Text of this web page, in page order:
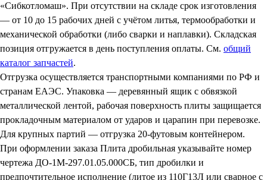
«Сибкотломаш». При отсутствии на складе срок изготовления
— от 10 до 15 рабочих дней с учётом литья, термообработки и
механической обработки (либо сварки и наплавки). Складская
позиция отгружается в день поступления оплаты. См. общий
каталог запчастей.
Отгрузка осуществляется транспортными компаниями по РФ и
странам ЕАЭС. Упаковка — деревянный ящик с обвязкой
металлической лентой, рабочая поверхность плиты защищается
прокладочным материалом от ударов и царапин при перевозке.
Для крупных партий — отгрузка 20-футовым контейнером.
При оформлении заказа Плита дробильная указывайте номер
чертежа ДО-1М-297.01.05.000СБ, тип дробилки и
предпочтительное исполнение (литое из 110Г13Л или сварное с